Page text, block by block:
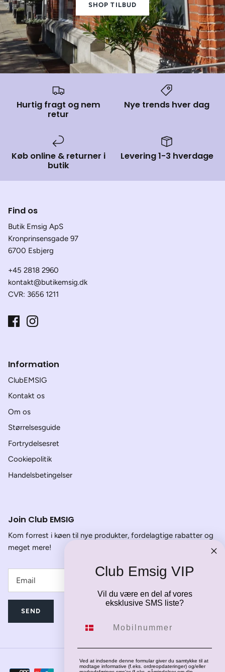
SHOP TILBUD
Hurtig fragt og nem
retur
Nye trends hver dag
Køb online & returner i
butik
Levering 1-3 hverdage
Find os
Butik Emsig ApS
Kronprinsensgade 97
6700 Esbjerg
+45 2818 2960
kontakt@butikemsig.dk
CVR: 3656 1211
Information
ClubEMSIG
Kontakt os
Om os
Størrelsesguide
Fortrydelsesret
Cookiepolitik
Handelsbetingelser
Join Club EMSIG
Kom forrest i køen til nye produkter, fordelagtige rabatter og
meget mere!
SEND
Club Emsig VIP
Vil du være en del af vores
eksklusive SMS liste?
Ved at indsende denne formular giver du samtykke til at
modtage informative (f.eks. ordreopdateringer) og/eller